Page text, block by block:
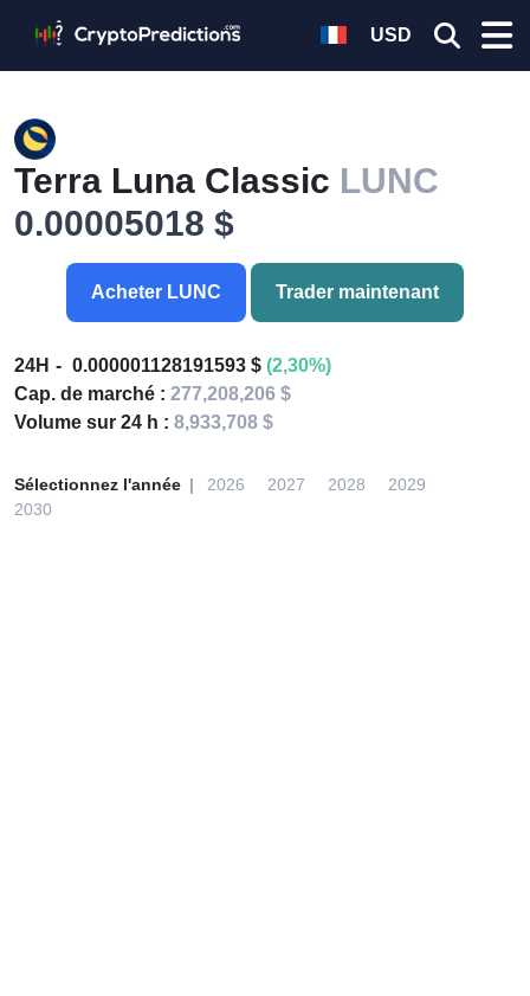
USD
Terra Luna Classic LUNC
0.00005018 $
Acheter LUNC Trader maintenant
24H 0.000001128191593 $ (2,30%)
Cap. de marché : 277,208,206 $
Volume sur 24 h : 8,933,708 $
Sélectionnez l'année 2026 2027 2028
2029
2030